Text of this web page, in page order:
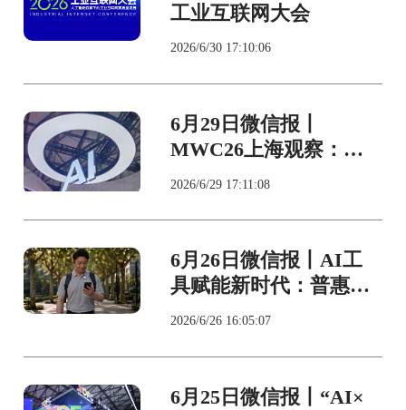
工业互联网大会
2026/6/30 17:10:06
6月29日微信报丨
MWC26上海观察：从
工具变成伙伴，AI加速
2026/6/29 17:11:08
6月26日微信报丨AI工
具赋能新时代：普惠大
众还是加剧数字鸿沟？
2026/6/26 16:05:07
6月25日微信报丨“AI×